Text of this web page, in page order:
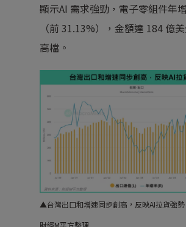
顯示AI 需求強勁，電子零組件年
（前 31.13%），金額達 184 億
高檔。
▲台灣出口和增速同步創高，反映AI拉貨強勢